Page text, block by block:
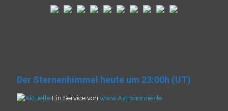
Der Sternenhimmel heute um 23:00h (UT)
Ein Service von www.Astronomie.de